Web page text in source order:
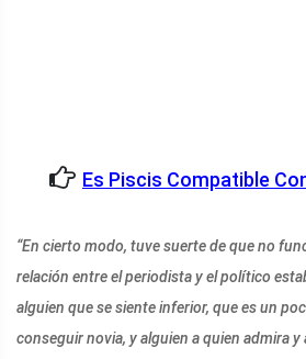
Es Piscis Compatible
“En cierto modo, tuve suerte de que no
relación entre el periodista y el político
alguien que se siente inferior, que es un
conseguir novia, y alguien a quien admira